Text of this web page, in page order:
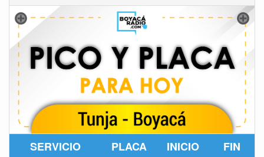
SERVICIO PLACA INICIO FIN